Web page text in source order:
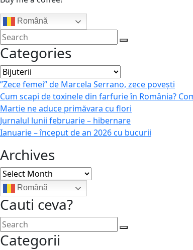
Română
Categories
Categories
”Zece femei” de Marcela Serrano, zece povești
Cum scapi de toxinele din farfurie în România?
Martie ne aduce primăvara cu flori
Jurnalul lunii februarie – hibernare
Ianuarie – început de an 2026 cu bucurii
Archives
Archives
Română
Cauti ceva?
Categorii